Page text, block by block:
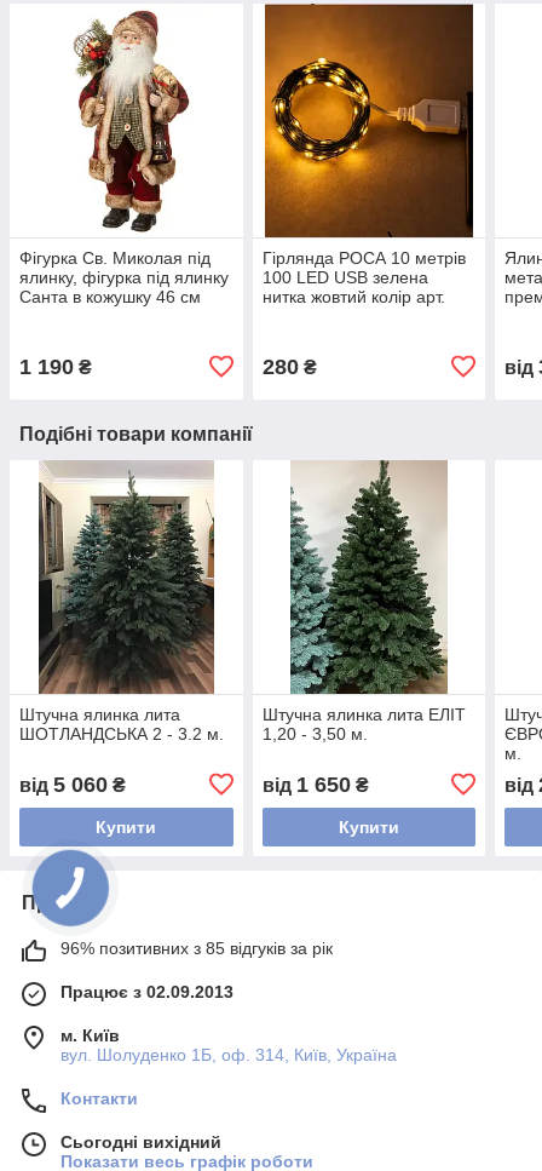
Фігурка Св. Миколая під
ялинку, фігурка під ялинку
Санта в кожушку 46 см
1 190 ₴
Гірлянда РОСА 10 метрів
100 LED USB зелена
нитка жовтий колір арт.
280₴ від
Подібні товари компанії
Штучна ялинка лита
ШОТЛАНДСЬКА 2 - 3.2 м.
від 5 060 ₴
Купити
Штучна ялинка лита ЕЛІТ
1,20 - 3,50 м.
від 1 650₴
Купити
м.
від
Про нас
96% позитивних з 85 відгуків за рік
Працює з 02.09.2013
м. Київ
вул. Шолуденко 1Б, оф. 314, Київ, Україна
Контакти
Сьогодні вихідний
Показати весь графік роботи